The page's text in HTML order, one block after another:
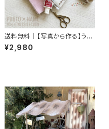
送料無料｜【写真から作る】うち
の子クリアポーチ｜名入れオー
ダーメイド
¥2,980